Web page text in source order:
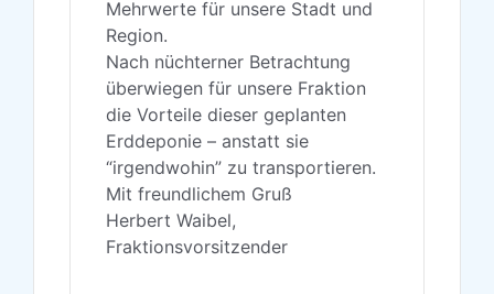
Mehrwerte für unsere Stadt und
Region.
Nach nüchterner Betrachtung
überwiegen für unsere Fraktion
die Vorteile dieser geplanten
Erddeponie – anstatt sie
“irgendwohin” zu transportieren.
Mit freundlichem Gruß
Herbert Waibel,
Fraktionsvorsitzender